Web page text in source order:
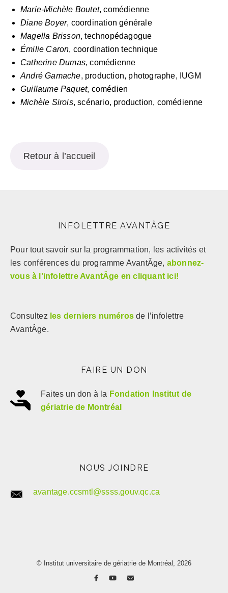
Marie-Michèle Boutet, comédienne
Diane Boyer, coordination générale
Magella Brisson, technopédagogue
Émilie Caron, coordination technique
Catherine Dumas, comédienne
André Gamache, production, photographe, IUGM
Guillaume Paquet, comédien
Michèle Sirois, scénario, production, comédienne
Retour à l’accueil
INFOLETTRE AVANTÂGE
Pour tout savoir sur la programmation, les activités et
les conférences du programme AvantÂge, abonnez-
vous à l’infolettre AvantÂge en cliquant ici!
Consultez les derniers numéros de l’infolettre
AvantÂge.
FAIRE UN DON
Faites un don à la Fondation Institut de
gériatrie de Montréal
NOUS JOINDRE
avantage.ccsmtl@ssss.gouv.qc.ca
© Institut universitaire de gériatrie de Montréal, 2026